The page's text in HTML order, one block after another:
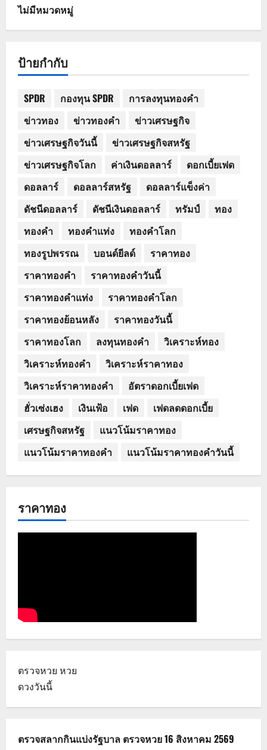
ไม่มีหมวดหมู่
ป้ายกำกับ
SPDR กองทุน SPDR
การลงทุนทองคำ
ข่าวทอง
ข่าวทองคำ
ข่าวเศรษฐกิจ
ข่าวเศรษฐกิจวันนี้
ข่าวเศรษฐกิจสหรัฐ
ข่าวเศรษฐกิจโลก
ค่าเงินดอลลาร์
ดอกเบี้ยเฟด
ดอลลาร์
ดอลลาร์สหรัฐ
ดอลลาร์แข็งค่า
ดัชนีดอลลาร์
ดัชนีเงินดอลลาร์ ทรัมป์
ทอง
ทองคำ
ทองคำแท่ง
ทองคำโลก
ทองรูปพรรณ
บอนด์ยีลด์
ราคาทอง
ราคาทองคำ
ราคาทองคำวันนี้
ราคาทองคำแท่ง
ราคาทองคำโลก
ราคาทองย้อนหลัง
ราคาทองวันนี้
ราคาทองโลก
ลงทุนทองคำ
วิเคราะห์ทอง
วิเคราะห์ทองคำ
วิเคราะห์ราคาทอง
วิเคราะห์ราคาทองคำ
อัตราดอกเบี้ยเฟด
ฮั่วเซ่งเฮง
เงินเฟ้อ เฟด
เฟดลดดอกเบี้ย
เศรษฐกิจสหรัฐ
แนวโน้มราคาทอง
แนวโน้มราคาทองคำ
แนวโน้มราคาทองคำวันนี้
ราคาทอง
ตรวจหวย หวย
ดวงวันนี้
ตรวจสลากกินแบ่งรัฐบาล ตรวจหวย 16 สิงหาคม 2569